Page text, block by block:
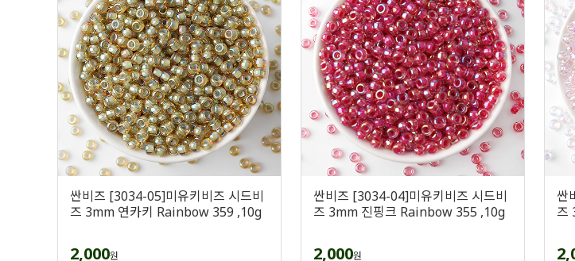
싼비즈 [3034-05]미유키비즈 시드비
즈 3mm 연카키 Rainbow 359 ,10g
2,000원
싼비즈 [3034-04]미유키비즈 시드비
즈 3mm 진핑크 Rainbow 355 ,10g
2,000원
싼
즈